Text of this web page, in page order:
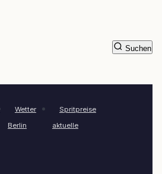
Wetter
Berlin
Spritpreise
aktuelle
Suchen